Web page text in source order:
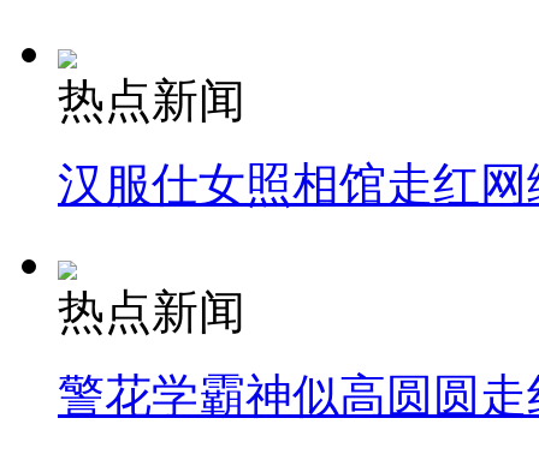
热点新闻
汉服仕女照相馆走红网
热点新闻
警花学霸神似高圆圆走